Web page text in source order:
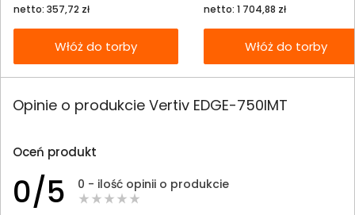
netto: 357,72 zł
Włóż do torby
netto: 1 704,88 zł
Włóż do torby
Opinie o produkcie Vertiv EDGE-750IMT
Oceń produkt
0/5 0 - ilość opinii o produkcie